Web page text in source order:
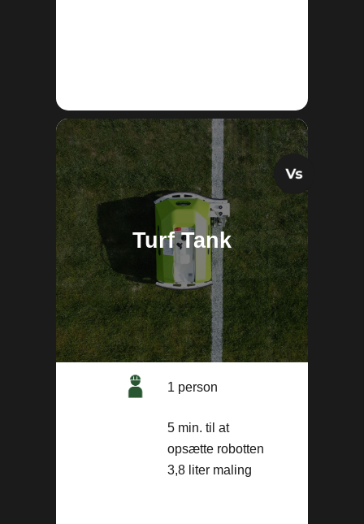
Turf Tank
1 person
5 min. til at
opsætte robotten
3,8 liter maling